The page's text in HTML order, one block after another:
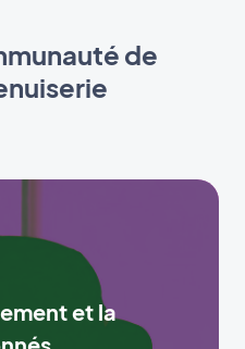
de
et la